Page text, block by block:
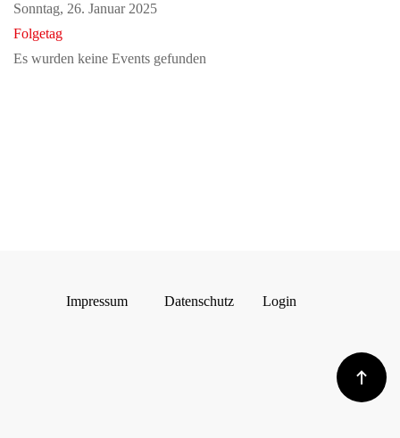
Sonntag, 26. Januar 2025
Folgetag
Es wurden keine Events gefunden
Impressum Datenschutz Login